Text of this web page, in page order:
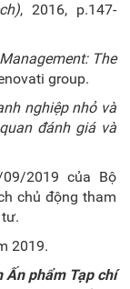
, 2016, p.147-
The
group.
nghiệp nhỏ và
đánh giá và
2019 của Bộ
chủ động tham
2019.
Ấn phẩm Tạp chí